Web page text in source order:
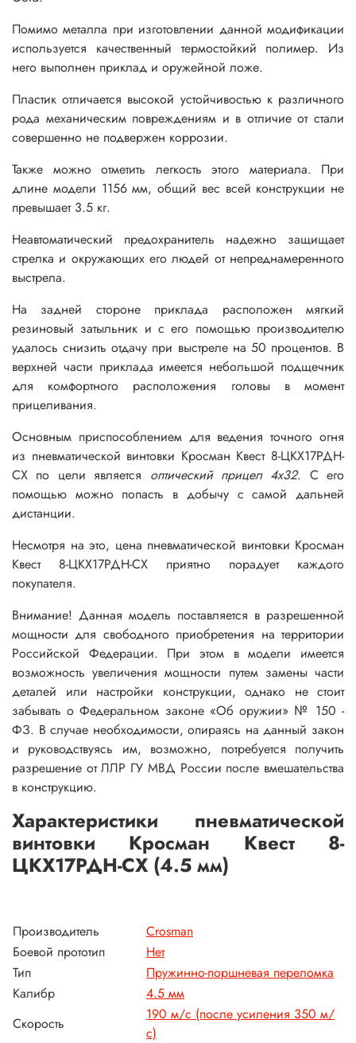
Помимо металла при изготовлении данной модификации
используется качественный термостойкий полимер. Из
него выполнен приклад и оружейной ложе.
Пластик отличается высокой устойчивостью к различного
рода механическим повреждениям и в отличие от стали
совершенно не подвержен коррозии.
Также можно отметить легкость этого материала. При
длине модели 1156 мм, общий вес всей конструкции не
превышает 3.5 кг.
Неавтоматический предохранитель надежно защищает
стрелка и окружающих его людей от непреднамеренного
выстрела.
На задней стороне приклада расположен мягкий
резиновый затыльник и с его помощью производителю
удалось снизить отдачу при выстреле на 50 процентов. В
верхней части приклада имеется небольшой подщечник
для комфортного расположения головы в момент
прицеливания.
Основным приспособлением для ведения точного огня
из пневматической винтовки Кросман Квест 8-ЦКХ17РДН-
СХ по цели является оптический прицел 4х32. С его
помощью можно попасть в добычу с самой дальней
дистанции.
Несмотря на это, цена пневматической винтовки Кросман
Квест 8-ЦКХ17РДН-СХ приятно порадует каждого
покупателя.
Внимание! Данная модель поставляется в разрешенной
мощности для свободного приобретения на территории
Российской Федерации. При этом в модели имеется
возможность увеличения мощности путем замены части
деталей или настройки конструкции, однако не стоит
забывать о Федеральном законе «Об оружии» № 150 -
ФЗ. В случае необходимости, опираясь на данный закон
и руководствуясь им, возможно, потребуется получить
разрешение от ЛЛР ГУ МВД России после вмешательства
в конструкцию.
Характеристики пневматической
винтовки Кросман Квест 8-
ЦКХ17РДН-СХ (4.5 мм)
Производитель
Crosman
Боевой прототип
Нет
Тип
Пружинно-поршневая переломка
Калибр
4.5 мм
Скорость
190 м/с (после усиления 350 м/
с)